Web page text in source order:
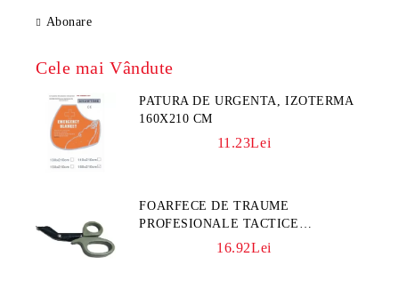
Abonare
Cele mai Vândute
PATURA DE URGENTA, IZOTERMA
160X210 CM
11.23Lei
FOARFECE DE TRAUME
PROFESIONALE TACTICE
CULOARE KAKI16.92Lei